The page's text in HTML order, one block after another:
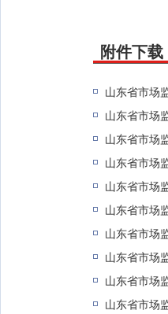
附件下载
山东省市场
山东省市场
山东省市场
山东省市场
山东省市场
山东省市场
山东省市场
山东省市场
山东省市场
山东省市场